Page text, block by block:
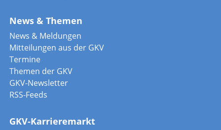
News & Themen
News & Meldungen
Mitteilungen aus der GKV
Termine
Themen der GKV
GKV-Newsletter
RSS-Feeds
GKV-Karrieremarkt